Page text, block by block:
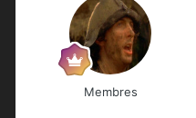
Membres